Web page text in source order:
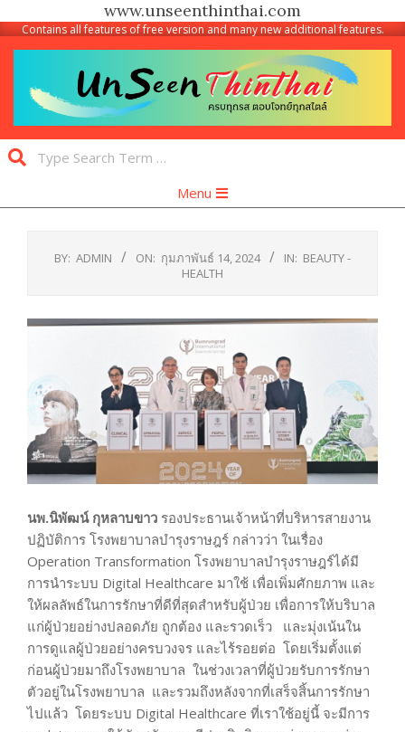
www.unseenthinthai.com
SkipContains all features of free version and many new additional features.
Unseen
Thinthai
Navigation
Menu
BY: ADMIN ON: กุมภาพันธ์ 14, 2024 IN: BEAUTY -
HEALTH
นพ.นิพัฒน์ กุหลาบขาว รองประธานเจ้าหน้าที่บริหารสายงาน
ปฏิบัติการ โรงพยาบาลบำรุงราษฎร์ กล่าวว่า ในเรื่อง
Operation Transformation โรงพยาบาลบำรุงราษฎร์ได้มี
การนำระบบ Digital Healthcare มาใช้ เพื่อเพิ่มศักยภาพ และ
ให้ผลลัพธ์ในการรักษาที่ดีที่สุดสำหรับผู้ป่วย เพื่อการให้บริบาล
แก่ผู้ป่วยอย่างปลอดภัย ถูกต้อง และรวดเร็ว และมุ่งเน้นใน
การดูแลผู้ป่วยอย่างครบวงจร และไร้รอยต่อ โดยเริ่มตั้งแต่
ก่อนผู้ป่วยมาถึงโรงพยาบาล ในช่วงเวลาที่ผู้ป่วยรับการรักษา
ตัวอยู่ในโรงพยาบาล และรวมถึงหลังจากที่เสร็จสิ้นการรักษา
ไปแล้ว โดยระบบ Digital Healthcare ที่เราใช้อยู่นี้ จะมีการ